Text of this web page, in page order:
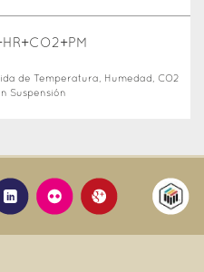
de Temperatura, Humedad, CO2
Suspensión